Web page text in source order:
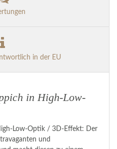
in der EU
in High-Low-
Low-Optik / 3D-Effekt: Der
und